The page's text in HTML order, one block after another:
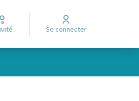
Se connecter